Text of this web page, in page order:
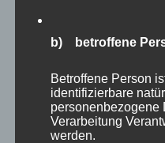
aktuell ist, kann es
neuen Kennzahl
Managern, die
Erfolge suchen und
b) betroffene
Betroffene Person
identifizierbare
personenbezogene
Verarbeitung
werden.